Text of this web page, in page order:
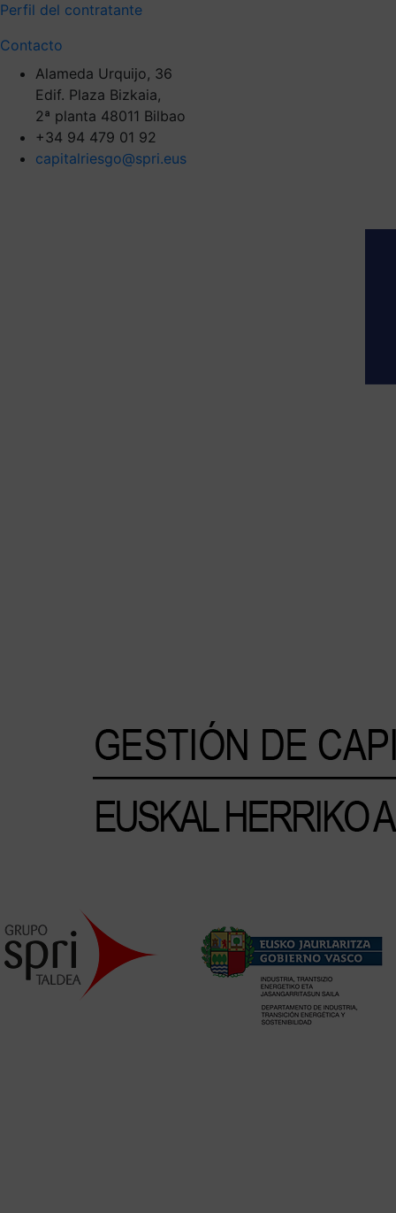
Perfil del contratante
Contacto
Alameda Urquijo, 36
Edif. Plaza Bizkaia,
2ª planta 48011 Bilbao
+34 94 479 01 92
capitalriesgo@spri.eus